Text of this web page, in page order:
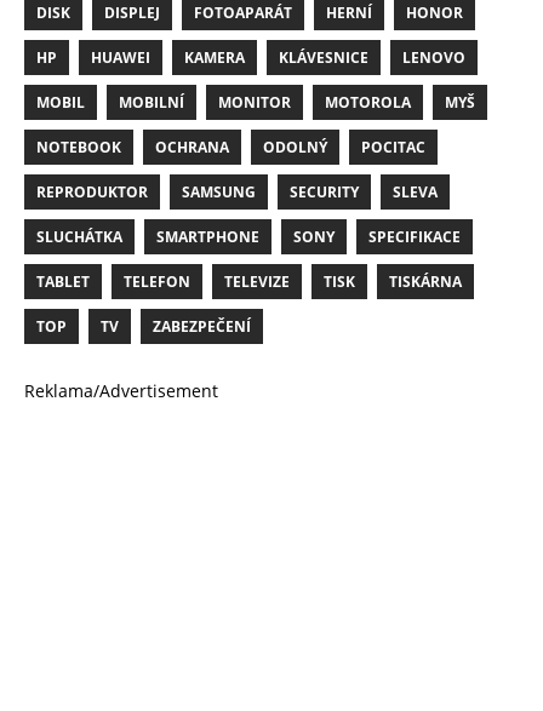
DISK DISPLEJ FOTOAPARÁT HERNÍ HONOR
HP HUAWEI KAMERA KLÁVESNICE LENOVO
MOBIL MOBILNÍ MONITOR MOTOROLA MYŠ
NOTEBOOK OCHRANA ODOLNÝ POCITAC
REPRODUKTOR SAMSUNG SECURITY SLEVA
SLUCHÁTKA SMARTPHONE SONY SPECIFIKACE
TABLET TELEFON TELEVIZE TISK TISKÁRNA
TOP TV ZABEZPEČENÍ
Reklama/Advertisement